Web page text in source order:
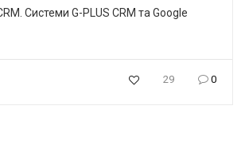
Системи G-PLUS CRM та Google
29 0